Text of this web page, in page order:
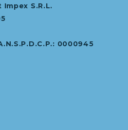
S.R.L.
0000945